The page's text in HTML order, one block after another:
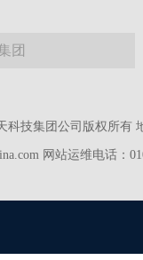
团
科技集团公司版权所有
网站运维电话：